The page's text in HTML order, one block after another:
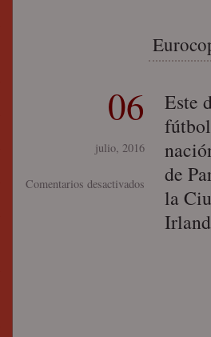
06
julio, 2016
Comentarios desactivados
Eurocopa
Este
de
la